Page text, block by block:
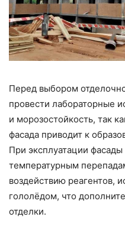
Перед выбором
провести лабораторные
и морозостойкость, так
фасада приводит к
При эксплуатации
температурным
воздействию реагентов,
гололёдом, что
отделки.